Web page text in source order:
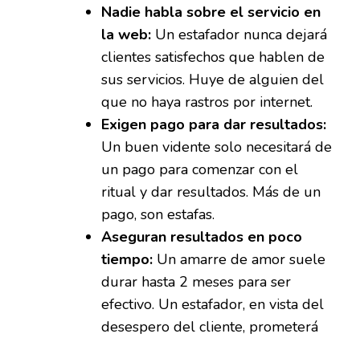
Nadie habla sobre el servicio en
la web: Un estafador nunca dejará
clientes satisfechos que hablen de
sus servicios. Huye de alguien del
que no haya rastros por internet.
Exigen pago para dar resultados:
Un buen vidente solo necesitará de
un pago para comenzar con el
ritual y dar resultados. Más de un
pago, son estafas.
Aseguran resultados en poco
tiempo: Un amarre de amor suele
durar hasta 2 meses para ser
efectivo. Un estafador, en vista del
desespero del cliente, prometerá